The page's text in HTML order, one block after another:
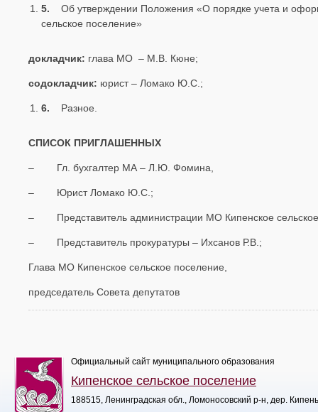
5. Об утверждении Положения «О порядке учета и
сельское поселение»
докладчик: глава МО – М.В. Кюне;
содокладчик: юрист – Ломако Ю.С.;
6. Разное.
СПИСОК ПРИГЛАШЕННЫХ
– Гл. бухгалтер МА – Л.Ю. Фомина,
– Юрист Ломако Ю.С.;
– Представитель администрации МО Кипенское
– Представитель прокуратуры – Ихсанов Р.В.;
Глава МО Кипенское сельское поселение,
председатель Совета
Официальный сайт муниципального образования
Кипенское сельское поселение
188515, Ленинградская обл., Ломоносовский р-н, дер.